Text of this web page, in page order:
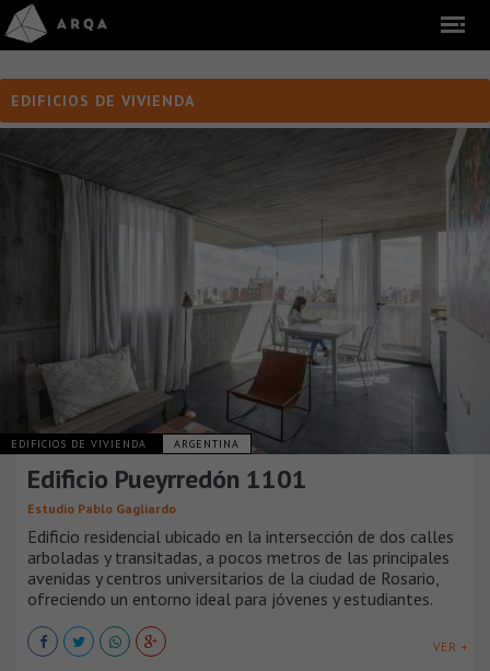
EDIFICIOS DE VIVIENDA
EDIFICIOS DE VIVIENDA ARGENTINA
Edificio Pueyrredón 1101
Estudio Pablo Gagliardo
Edificio residencial ubicado en la intersección de dos calles
arboladas y transitadas, a pocos metros de las principales
avenidas y centros universitarios de la ciudad de Rosario,
ofreciendo un entorno ideal para jóvenes y estudiantes.
VER +